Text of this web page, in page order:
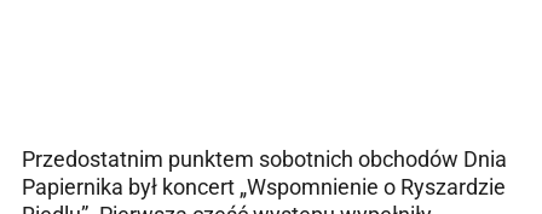
Przedostatnim punktem sobotnich obchodów Dnia
Papiernika był koncert „Wspomnienie o Ryszardzie